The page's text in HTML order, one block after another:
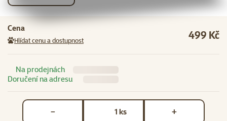
Cena
Hlídat cenu a dostupnost 499 Kč
Na prodejnách
Doručení na adresu
ks
− +